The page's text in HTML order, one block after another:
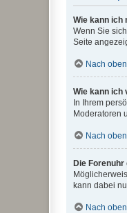
Wie kann ich
Wenn Sie
Seite
Nach oben
Wie kann ich
In Ihrem
Moderatoren
Nach oben
Die Forenuhr
kann dabei
Nach oben